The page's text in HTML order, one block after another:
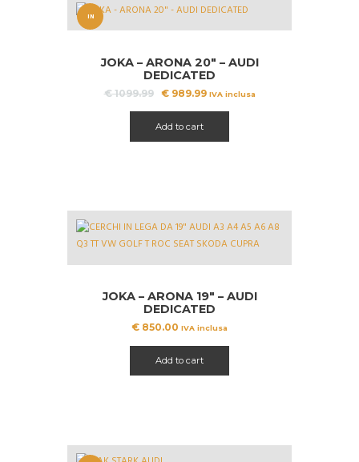
IN
JOKA – ARONA 20″ – AUDI
DEDICATED
€1099.99
Il
era:
€ 1099.99.
€989.99Il
€ 989.99.
IVA inclusa
Add to cart
JOKA – ARONA 19″ – AUDI
DEDICATED
€ 850.00 IVA inclusa
Add to cart